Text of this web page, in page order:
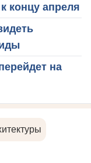
концу апреля
на